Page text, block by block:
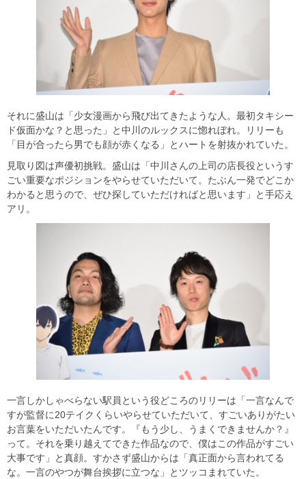
それに盛山は「少女漫画から飛び出てきたような人。最初タキシー
ド仮面かな？と思った」と中川のルックスに惚れぼれ。リリーも
「目が合ったら男でも顔が赤くなる」とハートを射抜かれていた。
見取り図は声優初挑戦。盛山は「中川さんの上司の店長役というす
ごい重要なポジションをやらせていただいて。たぶん一発でどこか
わかると思うので、ぜひ探していただければと思います」と手応え
アリ。
一言しかしゃべらない駅員という役どころのリリーは「一言なんで
すが監督に20テイクくらいやらせていただいて、すごいありがたい
お言葉をいただいたんです。『もう少し、うまくできませんか？』
って。それを乗り越えてできた作品なので、僕はこの作品がすごい
大事です」と真顔。すかさず盛山からは「真正面から言われてる
な。一言のやつが舞台挨拶に立つな」とツッコまれていた。